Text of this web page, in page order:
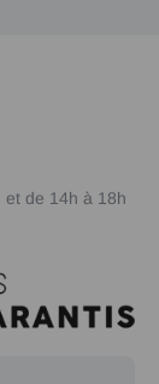
et de 14h à 18h